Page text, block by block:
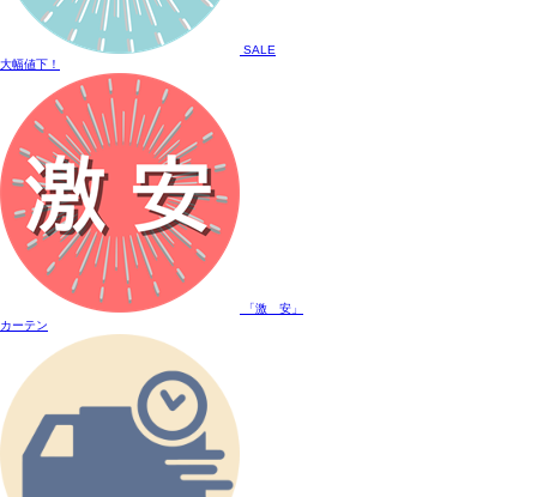
SALE
大幅値下！
「激 安」
カーテン